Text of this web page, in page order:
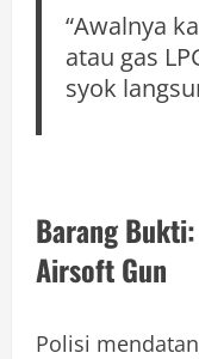
“Awalnya
atau gas
syok
Barang
Airsoft Gun
Polisi